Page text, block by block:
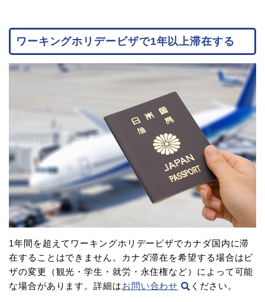
ワーキングホリデービザで1年以上滞在する
1年間を超えてワーキングホリデービザでカナダ国内に滞
在することはできません。カナダ滞在を希望する場合はビ
ザの変更（観光・学生・就労・永住権など）によって可能
な場合があります。詳細はお問い合わせ ください。